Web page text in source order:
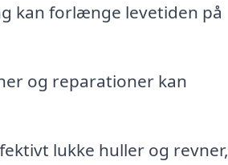
kan forlænge levetiden på
og reparationer kan
lukke huller og revner,